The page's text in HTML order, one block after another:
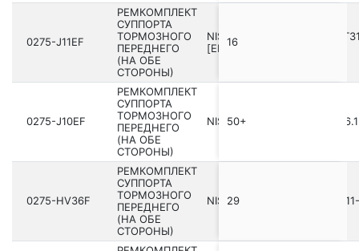
0275-J11EF
РЕМКОМПЛЕКТ
СУППОРТА
ТОРМОЗНОГО
ПЕРЕДНЕГО
(НА ОБЕ
СТОРОНЫ)
NISSAN X-TRAIL RUSMAKE
[EL] 16
0275-J10EF
РЕМКОМПЛЕКТ
СУППОРТА
ТОРМОЗНОГО
ПЕРЕДНЕГО
(НА ОБЕ
СТОРОНЫ)
NISSAN QASHQAI J10E
50+
0275-HV36F
РЕМКОМПЛЕКТ
СУППОРТА
ТОРМОЗНОГО
ПЕРЕДНЕГО
(НА ОБЕ
СТОРОНЫ)
NISSAN SKYLINE V36
29